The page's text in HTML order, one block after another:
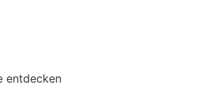
entdecken